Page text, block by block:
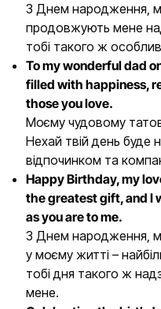
З Днем народження,
продовжують мене
тобі такого ж
To my wonderful dad
filled with happiness,
those you love.
Моєму чудовому
Нехай твій день буде
відпочинком та
Happy Birthday, my
the greatest gift, and I
as you are to me.
З Днем народження,
у моєму житті –
тобі дня такого ж
мене.